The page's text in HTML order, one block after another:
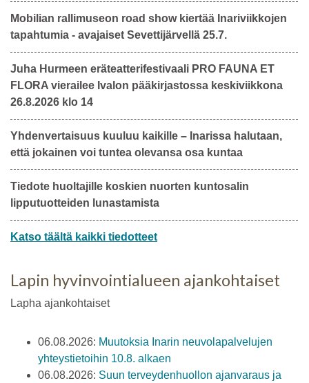
Mobilian rallimuseon road show kiertää Inariviikkojen
tapahtumia - avajaiset Sevettijärvellä 25.7.
Juha Hurmeen eräteatterifestivaali PRO FAUNA ET
FLORA vierailee Ivalon pääkirjastossa keskiviikkona
26.8.2026 klo 14
Yhdenvertaisuus kuuluu kaikille – Inarissa halutaan,
että jokainen voi tuntea olevansa osa kuntaa
Tiedote huoltajille koskien nuorten kuntosalin
lipputuotteiden lunastamista
Katso täältä kaikki tiedotteet
Lapin hyvinvointialueen ajankohtaiset
Lapha ajankohtaiset
06.08.2026: Muutoksia Inarin neuvolapalvelujen
yhteystietoihin 10.8. alkaen
06.08.2026: Suun terveydenhuollon ajanvaraus ja